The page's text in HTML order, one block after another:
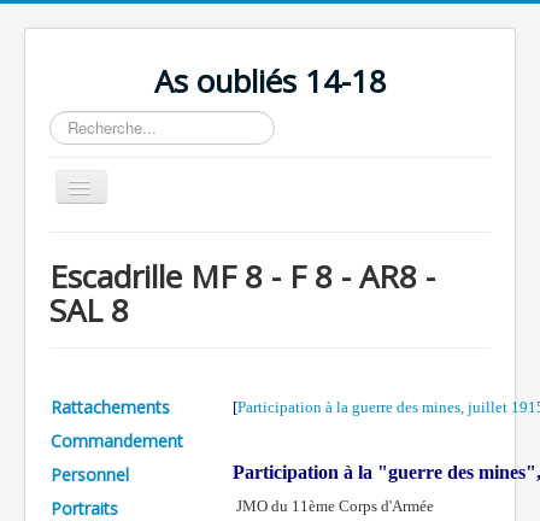
As oubliés 14-18
Rechercher
Basculer
la
Chronologie
Escadrilles
Avions
Personnels
Escadrille MF 8 - F 8 - AR8 -
SAL 8
Rattachements
Commandement
Personnel
Portraits
[Participation à la guerre des mines, juillet
Participation à la "guerre des
JMO du 11ème Corps d'Armée